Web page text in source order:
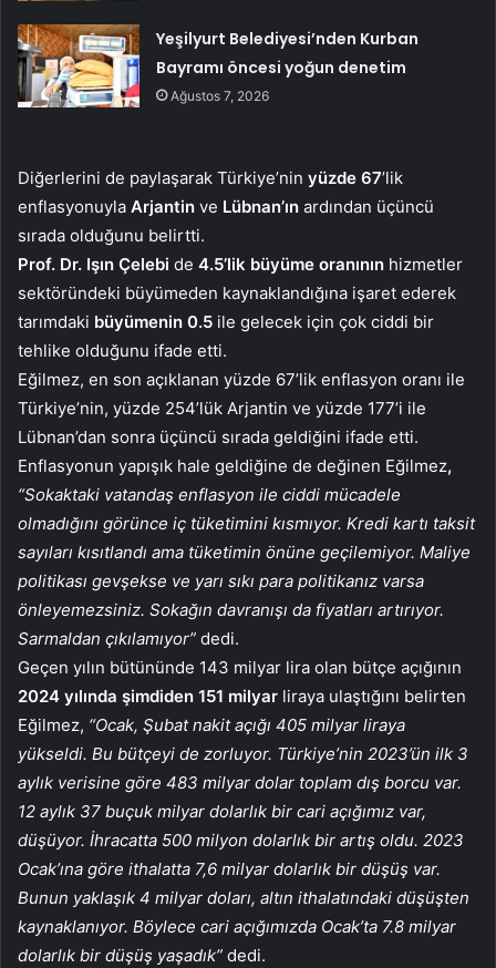
Yeşilyurt Belediyesi’nden Kurban
Bayramı öncesi yoğun denetim
Ağustos 7, 2026
Diğerlerini de paylaşarak Türkiye’nin yüzde 67’lik
enflasyonuyla Arjantin ve Lübnan’ın ardından üçüncü
sırada olduğunu belirtti.
Prof. Dr. Işın Çelebi de 4.5’lik büyüme oranının hizmetler
sektöründeki büyümeden kaynaklandığına işaret ederek
tarımdaki büyümenin 0.5 ile gelecek için çok ciddi bir
tehlike olduğunu ifade etti.
Eğilmez, en son açıklanan yüzde 67’lik enflasyon oranı ile
Türkiye’nin, yüzde 254’lük Arjantin ve yüzde 177’i ile
Lübnan’dan sonra üçüncü sırada geldiğini ifade etti.
Enflasyonun yapışık hale geldiğine de değinen Eğilmez,
“Sokaktaki vatandaş enflasyon ile ciddi mücadele
olmadığını görünce iç tüketimini kısmıyor. Kredi kartı taksit
sayıları kısıtlandı ama tüketimin önüne geçilemiyor. Maliye
politikası gevşekse ve yarı sıkı para politikanız varsa
önleyemezsiniz. Sokağın davranışı da fiyatları artırıyor.
Sarmaldan çıkılamıyor” dedi.
Geçen yılın bütününde 143 milyar lira olan bütçe açığının
2024 yılında şimdiden 151 milyar liraya ulaştığını belirten
Eğilmez, “Ocak, Şubat nakit açığı 405 milyar liraya
yükseldi. Bu bütçeyi de zorluyor. Türkiye’nin 2023’ün ilk 3
aylık verisine göre 483 milyar dolar toplam dış borcu var.
12 aylık 37 buçuk milyar dolarlık bir cari açığımız var,
düşüyor. İhracatta 500 milyon dolarlık bir artış oldu. 2023
Ocak’ına göre ithalatta 7,6 milyar dolarlık bir düşüş var.
Bunun yaklaşık 4 milyar doları, altın ithalatındaki düşüşten
kaynaklanıyor. Böylece cari açığımızda Ocak’ta 7.8 milyar
dolarlık bir düşüş yaşadık” dedi.